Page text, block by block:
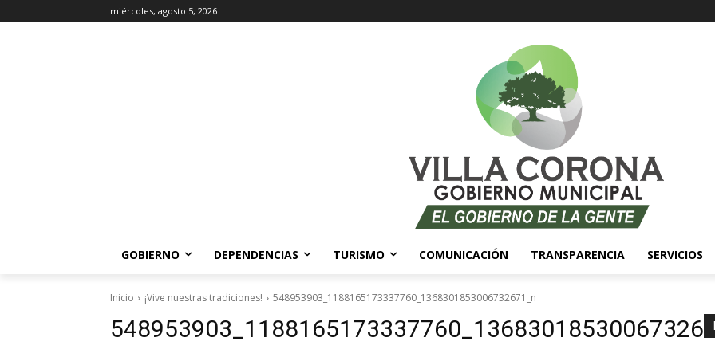
miércoles, agosto 5, 2026
GOBIERNO DEPENDENCIAS TURISMO COMUNICACIÓN TRANSPARENCIA SERVICIOS
Inicio ¡Vive nuestras tradiciones! 548953903_1188165173337760_1368301853006732671_n